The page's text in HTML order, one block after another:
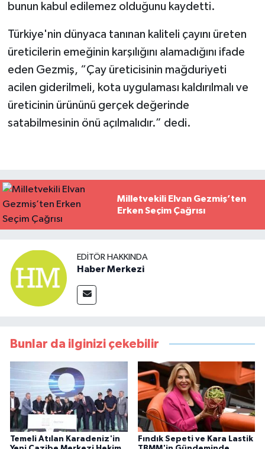
bunun kabul edilemez olduğunu kaydetti.
Türkiye'nin dünyaca tanınan kaliteli çayını üreten
üreticilerin emeğinin karşılığını alamadığını ifade
eden Gezmiş, “Çay üreticisinin mağduriyeti
acilen giderilmeli, kota uygulaması kaldırılmalı ve
üreticinin ürününü gerçek değerinde
satabilmesinin önü açılmalıdır.” dedi.
Milletvekili Elvan Gezmiş’ten
Erken Seçim Çağrısı
EDITÖR HAKKINDA
Haber Merkezi
Bunlar da ilginizi çekebilir
Temeli Atılan Karadeniz'in
Fındık Sepeti ve Kara Lastik